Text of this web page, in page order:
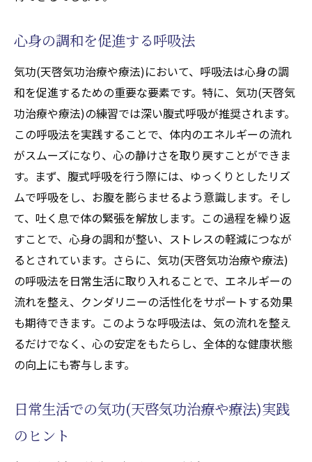
の解放
気功(天啓気功治療や療法)を通じたクンダリニ
ーの活性化健康改善の新たな道
気功(天啓気功治療や療法)と健康改善の歴史
クンダリニー活性化による健康への影響
気功(天啓気功治療や療法)を用いた自己治癒
力の強化
健康改善のための気功(天啓気功治療や療法)
エネルギーの流れと健康の関係
気功(天啓気功治療や療法)で健康を取り戻し
た体験談
チャクラの力を気功(天啓気功治療や療法)で引
き出し心身のバランスを整える
チャクラバランスの重要性
クリアリング
心身のバランスを整えるための天啓気功法
気功(天啓気功治療や療法)によるチャクラヒ
心身の調和を促進する呼吸法
気功(天啓気功治療や療法)において、呼吸法は心身の調
和を促進するための重要な要素です。特に、気功(天啓気
功治療や療法)の練習では深い腹式呼吸が推奨されます。
この呼吸法を実践することで、体内のエネルギーの流れ
がスムーズになり、心の静けさを取り戻すことができま
す。まず、腹式呼吸を行う際には、ゆっくりとしたリズ
ムで呼吸をし、お腹を膨らませるよう意識します。そし
て、吐く息で体の緊張を解放します。この過程を繰り返
すことで、心身の調和が整い、ストレスの軽減につなが
るとされています。さらに、気功(天啓気功治療や療法)
の呼吸法を日常生活に取り入れることで、エネルギーの
流れを整え、クンダリニーの活性化をサポートする効果
も期待できます。このような呼吸法は、気の流れを整え
るだけでなく、心の安定をもたらし、全体的な健康状態
の向上にも寄与します。
日常生活での気功(天啓気功治療や療法)実践
のヒント